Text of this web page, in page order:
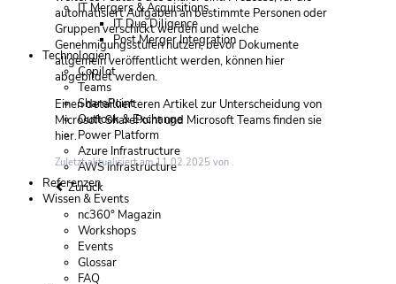
IT Mergers & Acquisitions
IT Due Diligence
Post Merger Integration
Technologien
Copilot
Teams
SharePoint
Outlook & Exchange
Power Platform
Azure Infrastructure
AWS Infrastructure
Referenzen
Wissen & Events
nc360° Magazin
Workshops
Events
Glossar
FAQ
automatisiert Aufgaben an bestimmte Personen oder
Gruppen verschickt werden und welche
Genehmigungsstufen nutzen, bevor Dokumente
allgemein veröffentlicht werden, können hier
abgebildet werden.
Einen detaillierteren Artikel zur Unterscheidung von
Microsoft SharePoint und Microsoft Teams finden sie
hier.
Zuletzt aktualisiert am 11.02.2025 von .
Zurück